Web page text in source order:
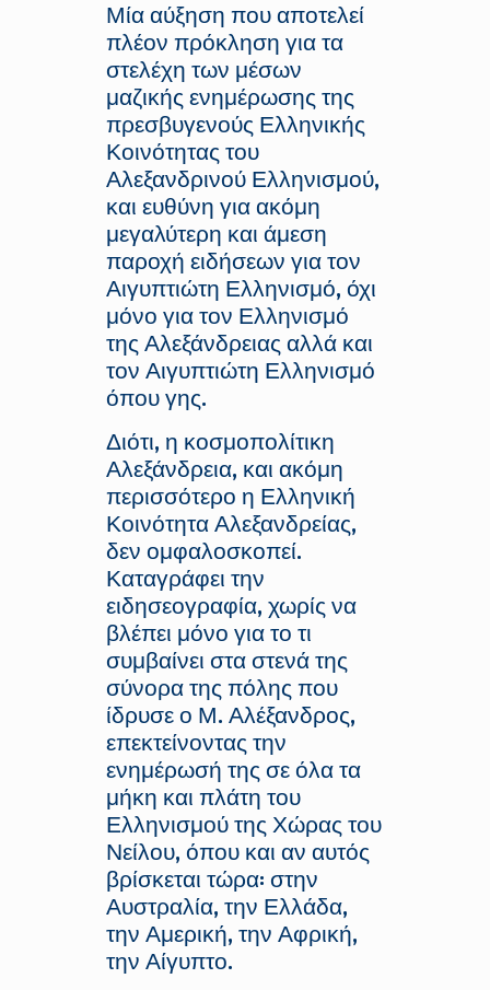
Μία αύξηση που αποτελεί
πλέον πρόκληση για τα
στελέχη των μέσων
μαζικής ενημέρωσης της
πρεσβυγενούς Ελληνικής
Κοινότητας του
Αλεξανδρινού Ελληνισμού,
και ευθύνη για ακόμη
μεγαλύτερη και άμεση
παροχή ειδήσεων για τον
Αιγυπτιώτη Ελληνισμό, όχι
μόνο για τον Ελληνισμό
της Αλεξάνδρειας αλλά και
τον Αιγυπτιώτη Ελληνισμό
όπου γης.
Διότι, η κοσμοπολίτικη
Αλεξάνδρεια, και ακόμη
περισσότερο η Ελληνική
Κοινότητα Αλεξανδρείας,
δεν ομφαλοσκοπεί.
Καταγράφει την
ειδησεογραφία, χωρίς να
βλέπει μόνο για το τι
συμβαίνει στα στενά της
σύνορα της πόλης που
ίδρυσε ο Μ. Αλέξανδρος,
επεκτείνοντας την
ενημέρωσή της σε όλα τα
μήκη και πλάτη του
Ελληνισμού της Χώρας του
Νείλου, όπου και αν αυτός
βρίσκεται τώρα: στην
Αυστραλία, την Ελλάδα,
την Αμερική, την Αφρική,
την Αίγυπτο.